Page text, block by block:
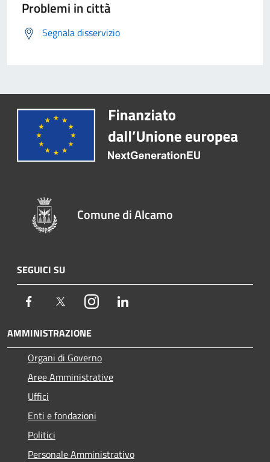
Problemi in città
Segnala disservizio
Comune di Alcamo
SEGUICI SU
Facebook TwitterInstagram
AMMINISTRAZIONE
Organi di Governo
Aree Amministrative
Uffici
Enti e fondazioni
Politici
Personale Amministrativo